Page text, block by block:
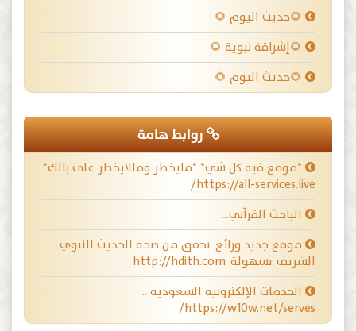
🌻حديث اليوم 🌻
🌻إشراقة نبوية 🌻
🌻حديث اليوم 🌻
روابط هامة
*موقع فيه كل شي* *مايخطر ومالايخطر على بالك*
https://all-services.live/
الباحث القرآني…
موقع جديد ورائع تحقق من صحة الحديث النبوي
الشريف بسهولة http://hdith.com
الخدمات الإلكترونيه السعوديه ..
https://w10w.net/serves/